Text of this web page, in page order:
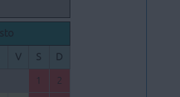
V S D
1 2